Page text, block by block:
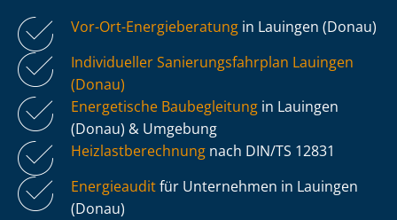
Vor-Ort-Energieberatung in Lauingen (Donau)
Individueller Sa­nie­rungs­fahr­plan Lauingen
(Donau)
Energetische Baubegleitung in Lauingen
(Donau) & Umgebung
Heiz­last­be­rech­nung nach DIN/TS 12831
Energieauditfür Unternehmen in Lauingen
(Donau)